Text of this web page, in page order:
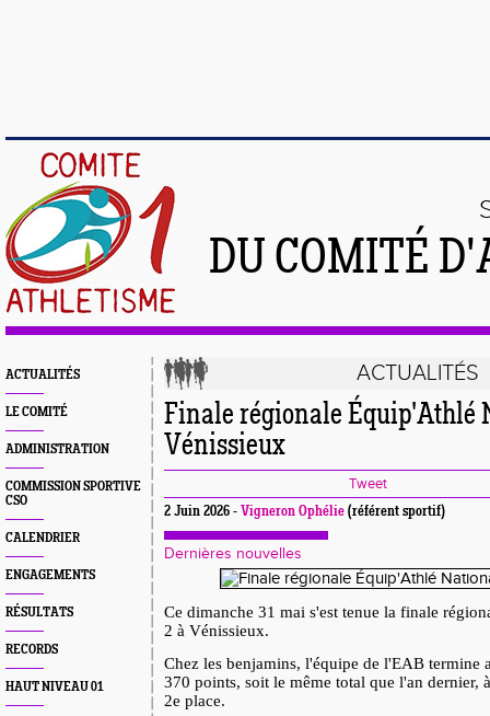
DU COMITÉ
ACTUALITÉS
LE COMITÉ
ADMINISTRATION
COMMISSION SPORTIVE
CSO
CALENDRIER
ENGAGEMENTS
RÉSULTATS
RECORDS
HAUT NIVEAU 01
ACTUALITÉS
Finale régionale Équip'Athlé
Vénissieux
Tweet
2 Juin 2026 - Vigneron Ophélie (référent sportif)
Dernières nouvelles
Ce dimanche 31 mai s'est tenue la finale
2 à Vénissieux.
Chez les benjamins, l'équipe de l'EAB termine
370 points, soit le même total que l'an dernier,
2e place.